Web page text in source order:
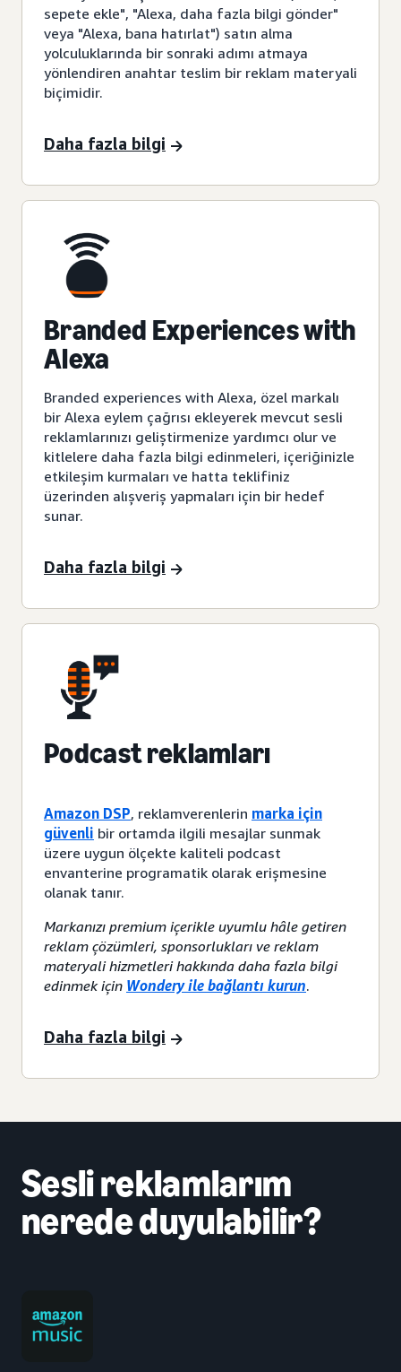
sepete ekle", "Alexa, daha fazla bilgi gönder"
veya "Alexa, bana hatırlat") satın alma
yolculuklarında bir sonraki adımı atmaya
yönlendiren anahtar teslim bir reklam materyali
biçimidir.
Daha fazla bilgi
Branded Experiences with
Alexa
Branded experiences with Alexa, özel markalı
bir Alexa eylem çağrısı ekleyerek mevcut sesli
reklamlarınızı geliştirmenize yardımcı olur ve
kitlelere daha fazla bilgi edinmeleri, içeriğinizle
etkileşim kurmaları ve hatta teklifiniz
üzerinden alışveriş yapmaları için bir hedef
sunar.
Daha fazla bilgi
Podcast reklamları
Amazon DSP, reklamverenlerin marka için
güvenli bir ortamda ilgili mesajlar sunmak
üzere uygun ölçekte kaliteli podcast
envanterine programatik olarak erişmesine
olanak tanır.
Markanızı premium içerikle uyumlu hâle getiren
reklam çözümleri, sponsorlukları ve reklam
materyali hizmetleri hakkında daha fazla bilgi
edinmek için Wondery ile bağlantı kurun.
Daha fazla bilgi
Sesli reklamlarım
nerede duyulabilir?